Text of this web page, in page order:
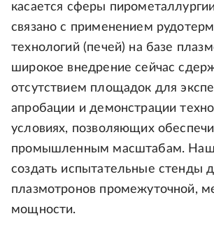
касается сферы
связано с применением
технологий (печей) на базе
широкое внедрение сейчас
отсутствием площадок для
апробации и демонстрации
условиях, позволяющих
промышленным масштабам.
создать испытательные стенды
плазмотронов промежуточной,
мощности.